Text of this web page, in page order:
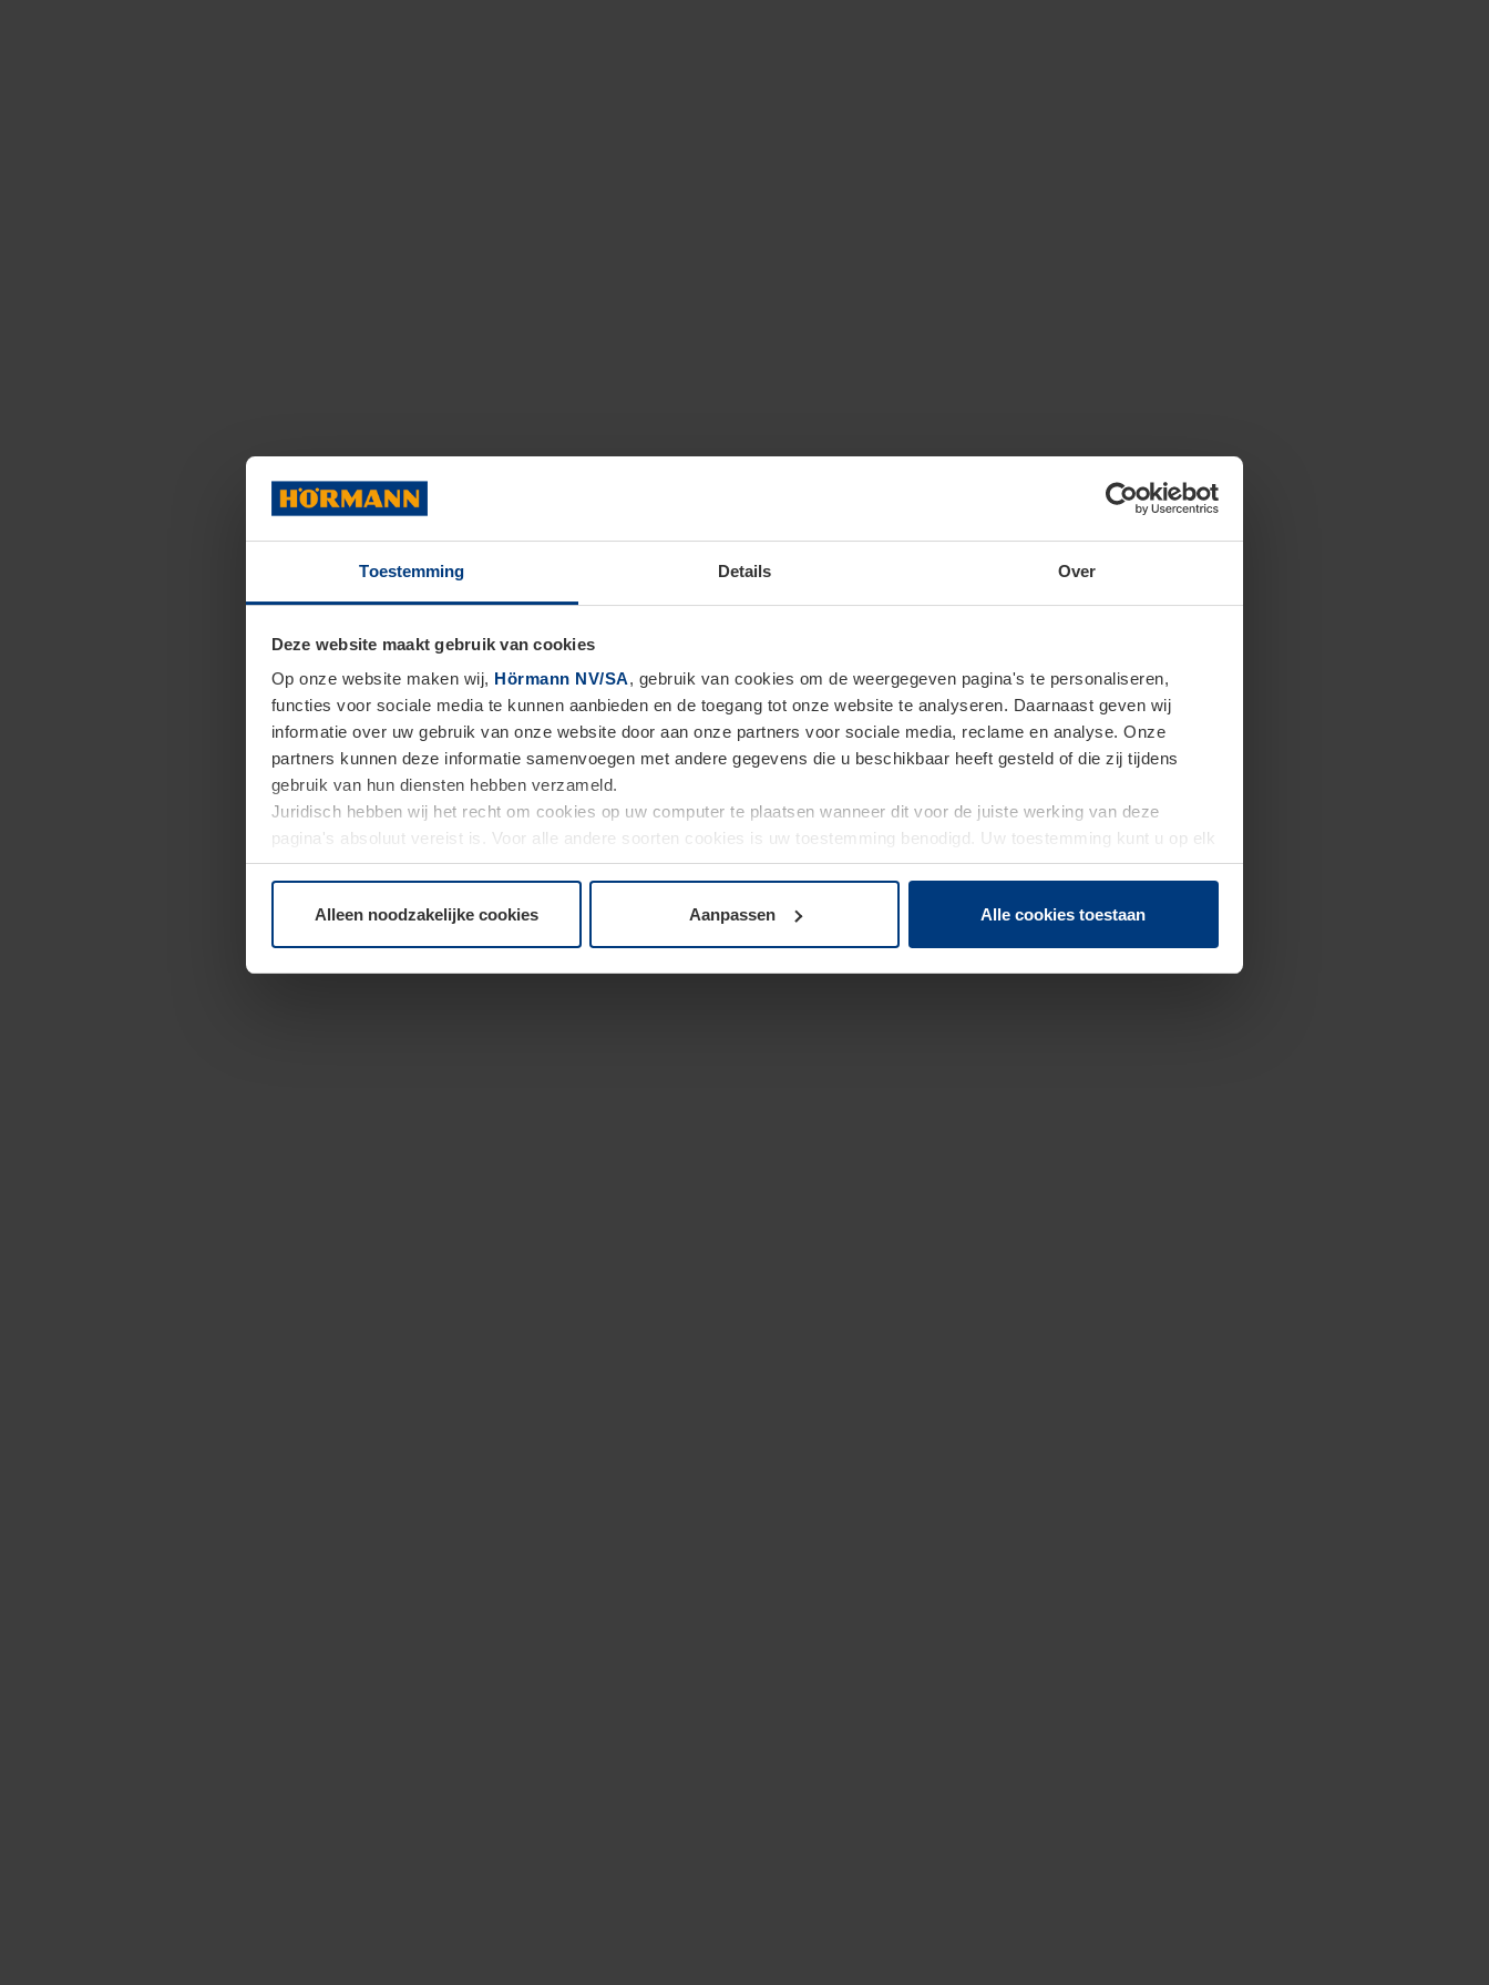
Toestemming Details Over
Deze website maakt gebruik van cookies
Op onze website maken wij, Hörmann NV/SA, gebruik van cookies om de weergegeven pagina's te personaliseren,
functies voor sociale media te kunnen aanbieden en de toegang tot onze website te analyseren. Daarnaast geven wij
informatie over uw gebruik van onze website door aan onze partners voor sociale media, reclame en analyse. Onze
partners kunnen deze informatie samenvoegen met andere gegevens die u beschikbaar heeft gesteld of die zij tijdens
gebruik van hun diensten hebben verzameld.
Juridisch hebben wij het recht om cookies op uw computer te plaatsen wanneer dit voor de juiste werking van deze
pagina's absoluut vereist is. Voor alle andere soorten cookies is uw toestemming benodigd. Uw toestemming kunt u op elk
moment bij de uitleg van de cookies op paginaPrivacyverklaringop onze website wijzigen of herroepen.
Alleen noodzakelijke cookies Aanpassen Alle cookies toestaan